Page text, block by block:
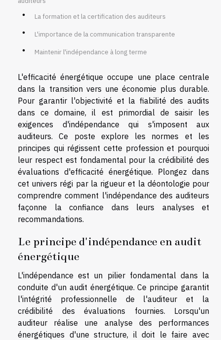
La formation et la certification des auditeurs
L'importance de la communication transparente
Maintenir l'indépendance à long terme
L'efficacité énergétique occupe une place centrale
dans la transition vers une économie plus durable.
Pour garantir l'objectivité et la fiabilité des audits
dans ce domaine, il est primordial de saisir les
exigences d'indépendance qui s'imposent aux
auditeurs. Ce poste explore les normes et les
principes qui régissent cette profession et pourquoi
leur respect est fondamental pour la crédibilité des
évaluations d'efficacité énergétique. Plongez dans
cet univers régi par la rigueur et la déontologie pour
comprendre comment l'indépendance des auditeurs
façonne la confiance dans leurs analyses et
recommandations.
Le principe d'indépendance en audit
énergétique
L'indépendance est un pilier fondamental dans la
conduite d'un audit énergétique. Ce principe garantit
l'intégrité professionnelle de l'auditeur et la
crédibilité des évaluations fournies. Lorsqu'un
auditeur réalise une analyse des performances
énergétiques d'une structure, il doit le faire avec